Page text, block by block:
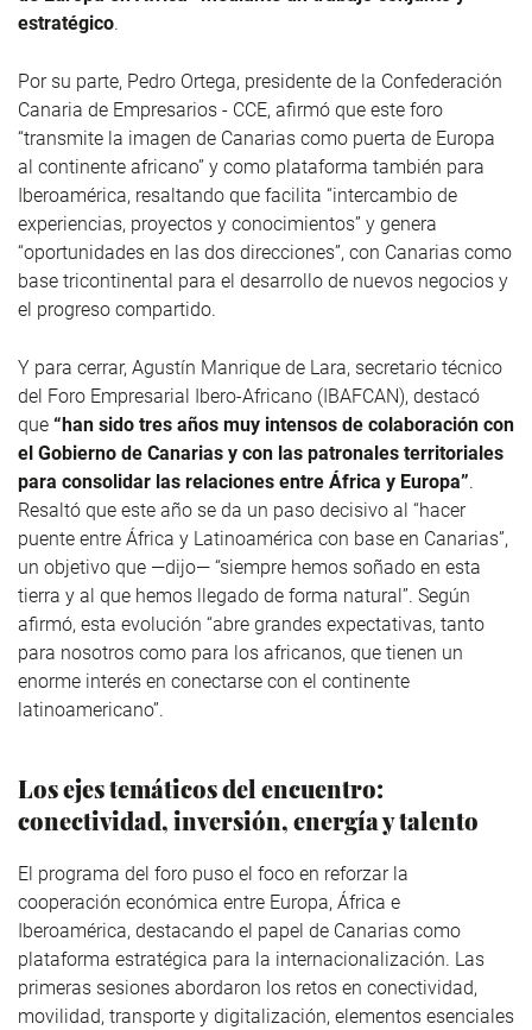
estratégico.
Por su parte, Pedro Ortega, presidente de la Confederación
Canaria de Empresarios - CCE, afirmó que este foro
“transmite la imagen de Canarias como puerta de Europa
al continente africano” y como plataforma también para
Iberoamérica, resaltando que facilita “intercambio de
experiencias, proyectos y conocimientos” y genera
“oportunidades en las dos direcciones”, con Canarias como
base tricontinental para el desarrollo de nuevos negocios y
el progreso compartido.
Y para cerrar, Agustín Manrique de Lara, secretario técnico
del Foro Empresarial Ibero-Africano (IBAFCAN), destacó
que “han sido tres años muy intensos de colaboración con
el Gobierno de Canarias y con las patronales territoriales
para consolidar las relaciones entre África y Europa”.
Resaltó que este año se da un paso decisivo al “hacer
puente entre África y Latinoamérica con base en Canarias”,
un objetivo que —dijo— “siempre hemos soñado en esta
tierra y al que hemos llegado de forma natural”. Según
afirmó, esta evolución “abre grandes expectativas, tanto
para nosotros como para los africanos, que tienen un
enorme interés en conectarse con el continente
latinoamericano”.
Los ejes temáticos del encuentro:
conectividad, inversión, energía y talento
El programa del foro puso el foco en reforzar la
cooperación económica entre Europa, África e
Iberoamérica, destacando el papel de Canarias como
plataforma estratégica para la internacionalización. Las
primeras sesiones abordaron los retos en conectividad,
movilidad, transporte y digitalización, elementos esenciales